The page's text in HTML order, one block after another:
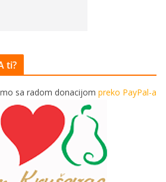
ti?
sa radom donacijom preko PayPal-a